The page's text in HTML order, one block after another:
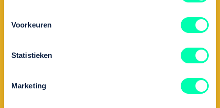
Voorkeuren
Statistieken
Marketing
Voornaam
Achternaam
E-mailadres